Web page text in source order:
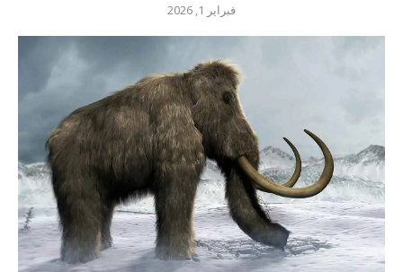
فبراير 1, 2026